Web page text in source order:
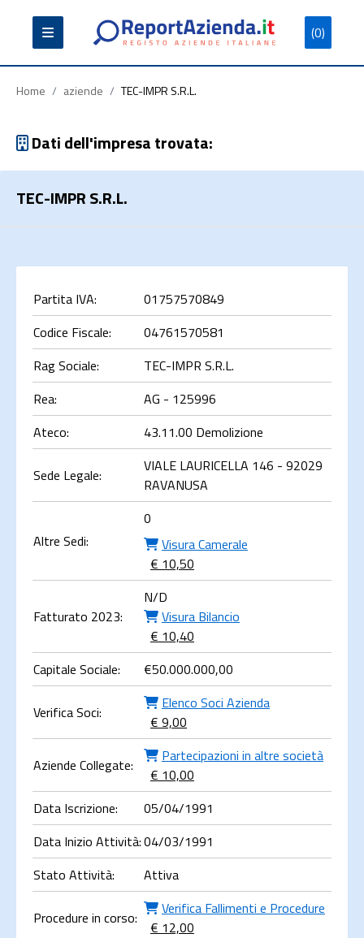
(0)
Partita
Iva
Codice
Fiscale
Ragione
Sociale
Cerca
Home / aziende / TEC-IMPR S.R.L.
Dati dell'impresa trovata:
TEC-IMPR S.R.L.
Partita IVA:
01757570849
Codice Fiscale:
04761570581
Rag Sociale:
TEC-IMPR S.R.L.
Rea:
AG - 125996
Ateco:
43.11.00 Demolizione
Sede Legale:
VIALE LAURICELLA 146 - 92029
RAVANUSA
Altre Sedi:
0
Visura Camerale
€ 10,50
Fatturato 2023:
N/D
Visura Bilancio
€ 10,40
Capitale Sociale:
€50.000.000,00
Verifica Soci:
Elenco Soci Azienda
€ 9,00
Aziende Collegate:
Partecipazioni in altre società
€ 10,00
Data Iscrizione:
05/04/1991
Data Inizio Attività:04/03/1991
Stato Attività:
Attiva
Procedure in corso:
Verifica Fallimenti e Procedure
€ 12,00